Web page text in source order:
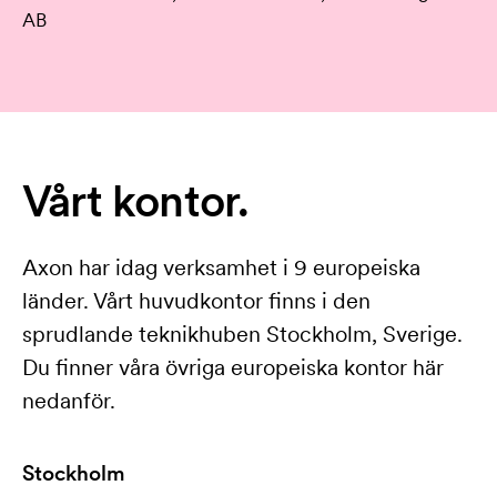
AB
Vårt kontor.
Axon har idag verksamhet i 9 europeiska
länder. Vårt huvudkontor finns i den
sprudlande teknikhuben Stockholm, Sverige.
Du finner våra övriga europeiska kontor här
nedanför.
Stockholm